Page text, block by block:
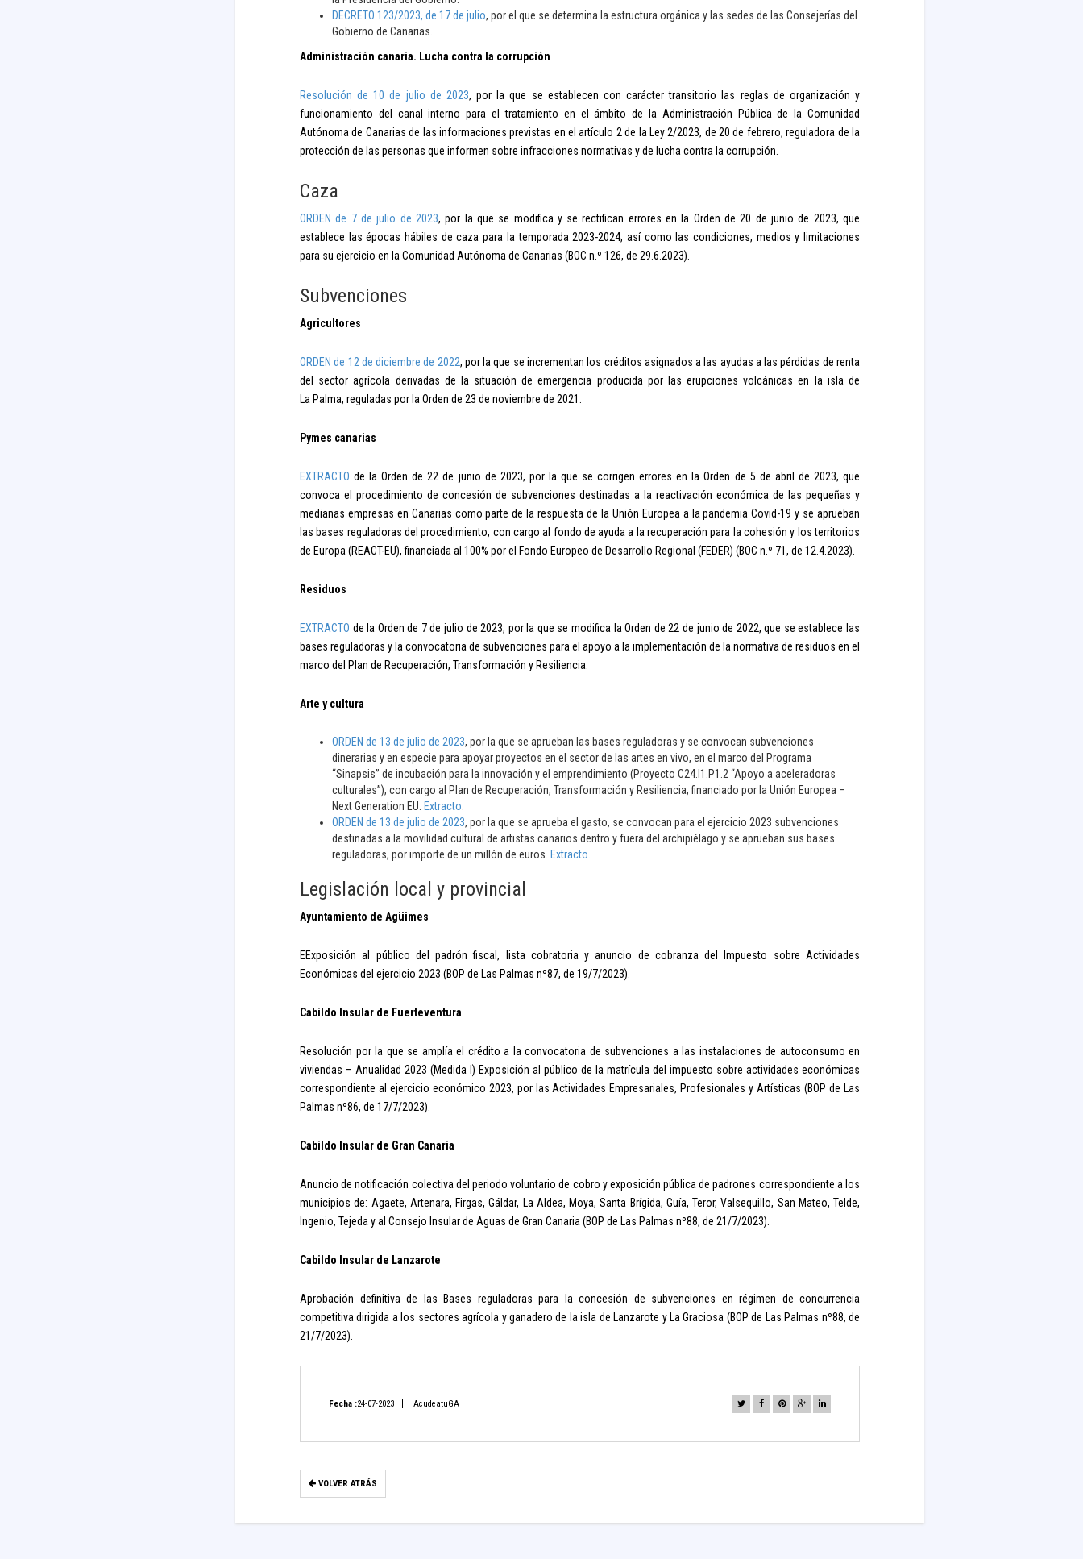
DECRETO 123/2023, de 17 de julio, por el que se determina la estructura orgánica y las sedes de las Consejerías del
Gobierno de Canarias.
Administración canaria. Lucha contra la corrupción
Resolución de 10 de julio de 2023, por la que se establecen con carácter transitorio las reglas de organización y
funcionamiento del canal interno para el tratamiento en el ámbito de la Administración Pública de la Comunidad
Autónoma de Canarias de las informaciones previstas en el artículo 2 de la Ley 2/2023, de 20 de febrero, reguladora de la
protección de las personas que informen sobre infracciones normativas y de lucha contra la corrupción.
Caza
ORDEN de 7 de julio de 2023, por la que se modifica y se rectifican errores en la Orden de 20 de junio de 2023, que
establece las épocas hábiles de caza para la temporada 2023-2024, así como las condiciones, medios y limitaciones
para su ejercicio en la Comunidad Autónoma de Canarias (BOC n.º 126, de 29.6.2023).
Subvenciones
Agricultores
ORDEN de 12 de diciembre de 2022, por la que se incrementan los créditos asignados a las ayudas a las pérdidas de renta
del sector agrícola derivadas de la situación de emergencia producida por las erupciones volcánicas en la isla de
La Palma, reguladas por la Orden de 23 de noviembre de 2021.
Pymes canarias
EXTRACTO de la Orden de 22 de junio de 2023, por la que se corrigen errores en la Orden de 5 de abril de 2023, que
convoca el procedimiento de concesión de subvenciones destinadas a la reactivación económica de las pequeñas y
medianas empresas en Canarias como parte de la respuesta de la Unión Europea a la pandemia Covid-19 y se aprueban
las bases reguladoras del procedimiento, con cargo al fondo de ayuda a la recuperación para la cohesión y los territorios
de Europa (REACT-EU), financiada al 100% por el Fondo Europeo de Desarrollo Regional (FEDER) (BOC n.º 71, de 12.4.2023).
Residuos
EXTRACTO de la Orden de 7 de julio de 2023, por la que se modifica la Orden de 22 de junio de 2022, que se establece las
bases reguladoras y la convocatoria de subvenciones para el apoyo a la implementación de la normativa de residuos en el
marco del Plan de Recuperación, Transformación y Resiliencia.
Arte y cultura
ORDEN de 13 de julio de 2023, por la que se aprueban las bases reguladoras y se convocan subvenciones
dinerarias y en especie para apoyar proyectos en el sector de las artes en vivo, en el marco del Programa
“Sinapsis” de incubación para la innovación y el emprendimiento (Proyecto C24.I1.P1.2 “Apoyo a aceleradoras
culturales”), con cargo al Plan de Recuperación, Transformación y Resiliencia, financiado por la Unión Europea –
Next Generation EU. Extracto
ORDEN de 13 de julio de 2023, por la que se aprueba el gasto, se convocan para el ejercicio 2023 subvenciones
destinadas a la movilidad cultural de artistas canarios dentro y fuera del archipiélago y se aprueban sus bases
reguladoras, por importe de un millón de euros. Extracto.
Legislación local y provincial
Ayuntamiento de Agüimes
EExposición al público del padrón fiscal, lista cobratoria y anuncio de cobranza del Impuesto sobre Actividades
Económicas del ejercicio 2023 (BOP de Las Palmas nº87, de 19/7/2023).
Cabildo Insular de Fuerteventura
Resolución por la que se amplía el crédito a la convocatoria de subvenciones a las instalaciones de autoconsumo en
viviendas – Anualidad 2023 (Medida I) Exposición al público de la matrícula del impuesto sobre actividades económicas
correspondiente al ejercicio económico 2023, por las Actividades Empresariales, Profesionales y Artísticas (BOP de Las
Palmas nº86, de 17/7/2023).
Cabildo Insular de Gran Canaria
Anuncio de notificación colectiva del periodo voluntario de cobro y exposición pública de padrones correspondiente a los
municipios de: Agaete, Artenara, Firgas, Gáldar, La Aldea, Moya, Santa Brígida, Guía, Teror, Valsequillo, San Mateo, Telde,
Ingenio, Tejeda y al Consejo Insular de Aguas de Gran Canaria (BOP de Las Palmas nº88, de 21/7/2023).
Cabildo Insular de Lanzarote
Aprobación definitiva de las Bases reguladoras para la concesión de subvenciones en régimen de concurrencia
competitiva dirigida a los sectores agrícola y ganadero de la isla de Lanzarote y La Graciosa (BOP de Las Palmas nº88, de
21/7/2023).
Fecha :24-07-2023 AcudeatuGA
VOLVER ATRÁS